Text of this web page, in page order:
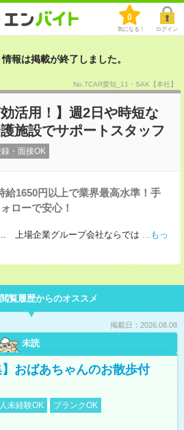
0
気になる！ ログイン
報は掲載が終了しました。
No.TCAR愛知_11・SAK【本社】
効活用！】週2日や時短な
施設でサポートスタッフ
・面接OK
給1650円以上で業界最高水準！手
ローで安心！
上場企業グループ会社ならでは ...もっ
覧履歴からのオススメ
掲載日：2026.08.08
未読
】おばあちゃんのお散歩付
未経験OK
ブランクOK